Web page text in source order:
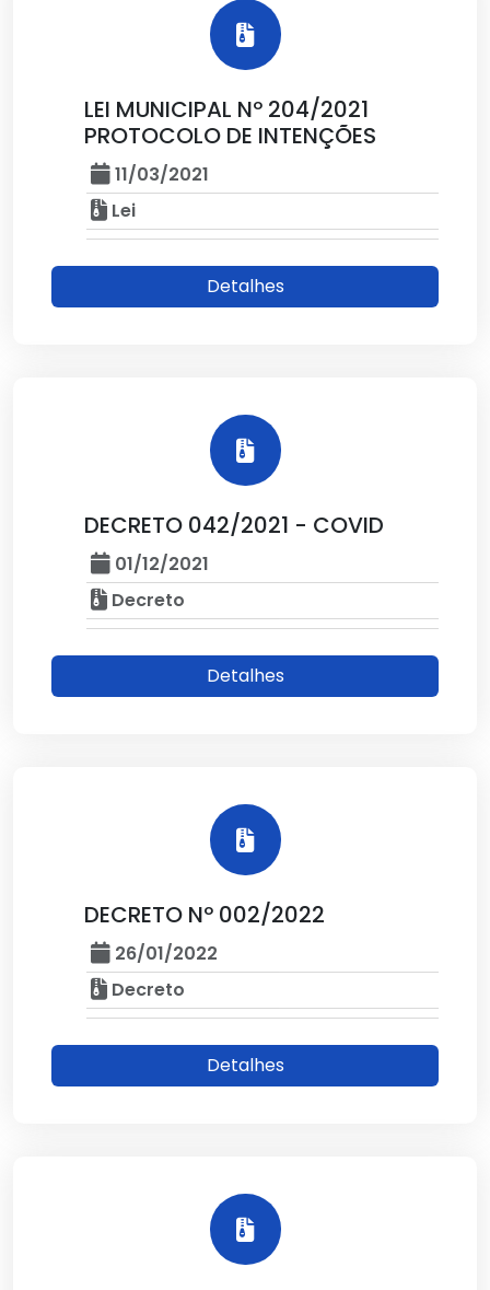
LEI MUNICIPAL Nº 204/2021
PROTOCOLO DE INTENÇÕES
11/03/2021
Lei
Detalhes
DECRETO 042/2021 - COVID
01/12/2021
Decreto
Detalhes
DECRETO Nº 002/2022
26/01/2022
Decreto
Detalhes